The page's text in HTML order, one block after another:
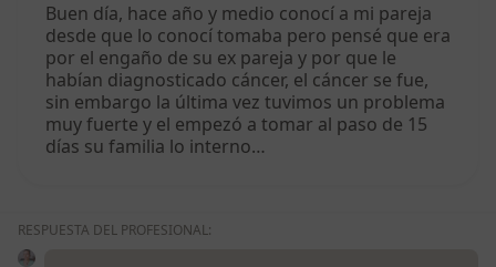
Buen día, hace año y medio conocí a mi pareja
desde que lo conocí tomaba pero pensé que era
por el engaño de su ex pareja y por que le
habían diagnosticado cáncer, el cáncer se fue,
sin embargo la última vez tuvimos un problema
muy fuerte y el empezó a tomar al paso de 15
días su familia lo interno…
RESPUESTA DEL PROFESIONAL: